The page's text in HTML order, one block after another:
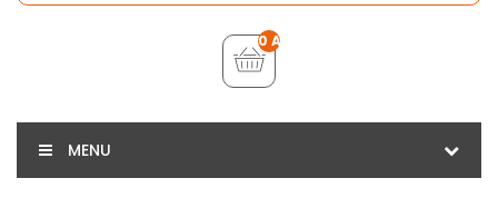
0 Artikel - €0,00
MENU